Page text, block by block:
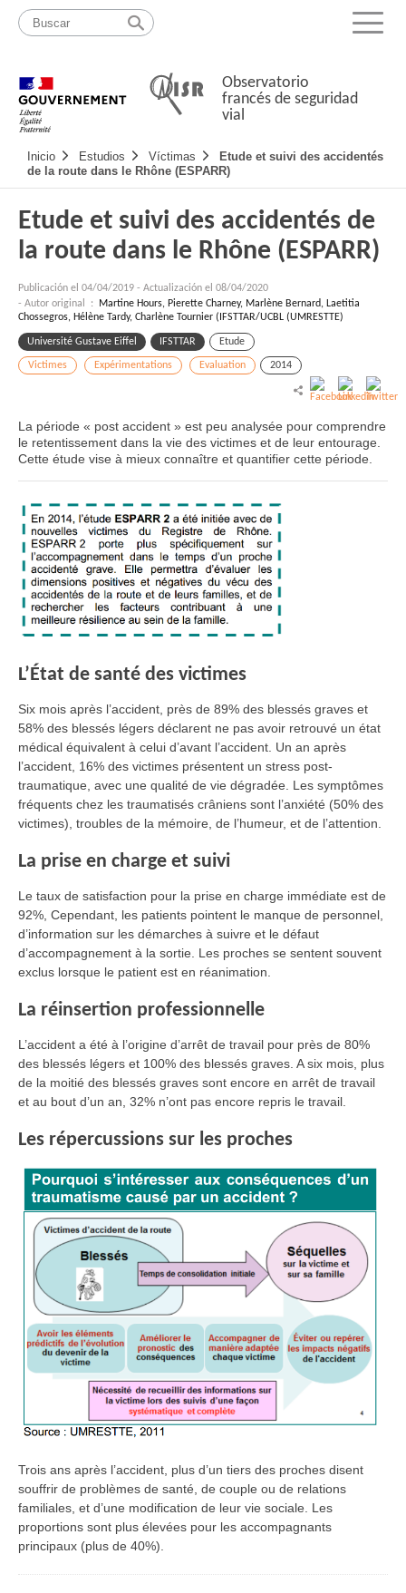
Pasar
contenido
Mapa
web
Menu
Observatorio
francés de seguridad
vial
Navigation
principale
Inicio Estudios Víctimas
Etude et suivi des accidentés
de la route dans le Rhône (ESPARR)
Etude et suivi des accidentés de
la route dans le Rhône (ESPARR)
Publicación el 04/04/2019 - Actualización el 08/04/2020
- Autor original :
Martine Hours, Pierette Charney, Marlène Bernard, Laetitia
Chossegros, Hélène Tardy, Charlène Tournier (IFSTTAR/UCBL (UMRESTTE)
Université Gustave Eiffel IFSTTAR Etude
Victimes Expérimentations Evaluation 2014
La période « post accident » est peu analysée pour comprendre
le retentissement dans la vie des victimes et de leur entourage.
Cette étude vise à mieux connaître et quantifier cette période.
L’État de santé des victimes
Six mois après l’accident, près de 89% des blessés graves et
58% des blessés légers déclarent ne pas avoir retrouvé un état
médical équivalent à celui d’avant l’accident. Un an après
l’accident, 16% des victimes présentent un stress post-
traumatique, avec une qualité de vie dégradée. Les symptômes
fréquents chez les traumatisés crâniens sont l’anxiété (50% des
victimes), troubles de la mémoire, de l’humeur, et de l’attention.
La prise en charge et suivi
Le taux de satisfaction pour la prise en charge immédiate est de
92%, Cependant, les patients pointent le manque de personnel,
d’information sur les démarches à suivre et le défaut
d’accompagnement à la sortie. Les proches se sentent souvent
exclus lorsque le patient est en réanimation.
La réinsertion professionnelle
L’accident a été à l’origine d’arrêt de travail pour près de 80%
des blessés légers et 100% des blessés graves. A six mois, plus
de la moitié des blessés graves sont encore en arrêt de travail
et au bout d’un an, 32% n’ont pas encore repris le travail.
Les répercussions sur les proches
Trois ans après l’accident, plus d’un tiers des proches disent
souffrir de problèmes de santé, de couple ou de relations
familiales, et d’une modification de leur vie sociale. Les
proportions sont plus élevées pour les accompagnants
principaux (plus de 40%).